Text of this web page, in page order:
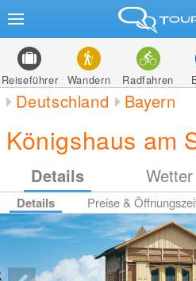
Reiseführer Wandern Radfahren
Deutschland Bayern
Königshaus am
Details Wetter
Details Preise &